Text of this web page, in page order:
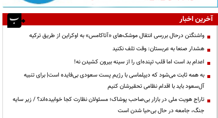
آخرین اخبار
واشنگتن درحال بررسی انتقال موشک‌های «آتاکامس» به اوکراین از طریق ترکیه
هشدار صنعا به عربستان: وقت تلف نکنید
اعدام بد است اما قلب تپنده‌ای را از سینه بیرون کشیدن نه!
به همه ثابت می‌شود که دیپلماسی با رژیم پست سعودی بی‌فایده است| برای تنبیه
آل‌سعود باید با اقدام نظامی تحقیرشان کنیم
تاراج هویت ملی در بازار بی‌صاحب پوشاک؛ مسئولان نظارت کجا خوابیده‌اند؟ / زیر سایه
جنگ، جامعه در حال بی‌حیا شدن است